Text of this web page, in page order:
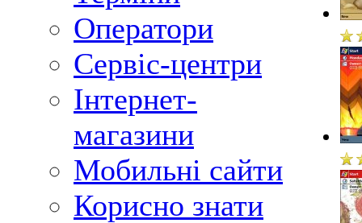
Оператори
Сервіс-центри
Інтернет-
магазини
Мобильні сайти
Корисно знати